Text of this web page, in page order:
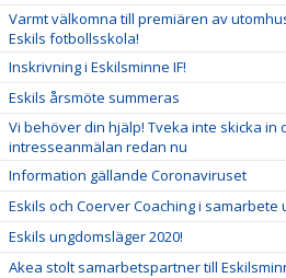
Varmt välkomna till premiären av
Eskils fotbollsskola!
Inskrivning i Eskilsminne IF!
Eskils årsmöte summeras
Vi behöver din hjälp! Tveka inte skicka in
intresseanmälan redan nu
Information gällande Coronaviruset
Eskils och Coerver Coaching i samarbete
Eskils ungdomsläger 2020!
Akea stolt samarbetspartner till